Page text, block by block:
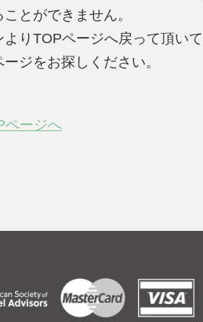
とができません。
りTOPページへ戻って頂い
ジをお探しください。
ページへ